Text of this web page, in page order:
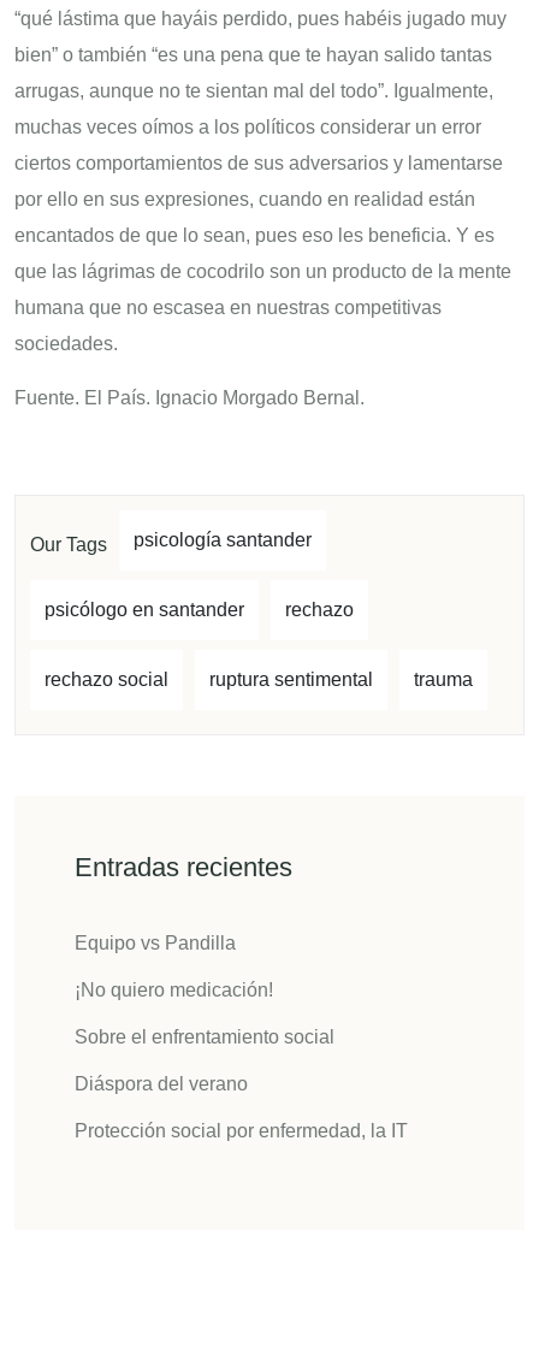
“qué lástima que hayáis perdido, pues habéis jugado muy
bien” o también “es una pena que te hayan salido tantas
arrugas, aunque no te sientan mal del todo”. Igualmente,
muchas veces oímos a los políticos considerar un error
ciertos comportamientos de sus adversarios y lamentarse
por ello en sus expresiones, cuando en realidad están
encantados de que lo sean, pues eso les beneficia. Y es
que las lágrimas de cocodrilo son un producto de la mente
humana que no escasea en nuestras competitivas
sociedades.
Fuente. El País. Ignacio Morgado Bernal.
Our Tags psicología santander
psicólogo en santander rechazo
rechazo social ruptura sentimental trauma
Entradas recientes
Equipo vs Pandilla
¡No quiero medicación!
Sobre el enfrentamiento social
Diáspora del verano
Protección social por enfermedad, la IT